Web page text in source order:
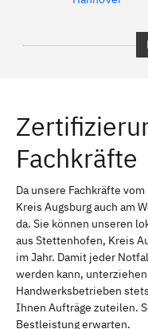
Erlangen
Bayreuth
Schweinfurt
Freising
Fachkräfte
Da unsere Fachkräfte
Kreis Augsburg auch am
da. Sie können unseren
aus Stettenhofen, Kreis
im Jahr. Damit jeder
werden kann,
Handwerksbetrieben
Ihnen Aufträge zuteilen.
Bestleistung erwarten.